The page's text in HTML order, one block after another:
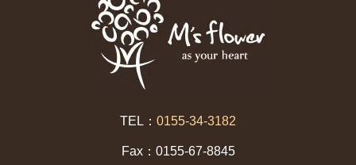
TEL： 0155-34-3182
Fax：0155-67-8845